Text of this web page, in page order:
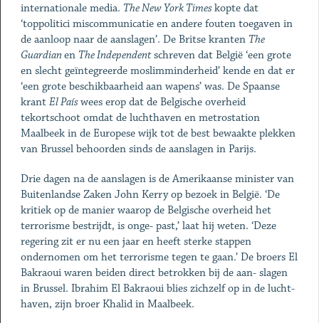
internationale media. The New York Timeskopte dat
‘toppolitici miscommunicatie en andere fouten toegaven in
de aanloop naar de aanslagen’. De Britse kranten The
Guardianen The Independentschreven dat België ‘een grote
en slecht geïntegreerde moslimminderheid’ kende en dat er
‘een grote beschikbaarheid aan wapens’ was. De Spaanse
krant El Paíswees erop dat de Belgische overheid
tekortschoot omdat de luchthaven en metrostation
Maalbeek in de Europese wijk tot de best bewaakte plekken
van Brussel behoorden sinds de aanslagen in Parijs.
Drie dagen na de aanslagen is de Amerikaanse minister van
Buitenlandse Zaken John Kerry op bezoek in België. ‘De
kritiek op de manier waarop de Belgische overheid het
terrorisme bestrijdt, is onge- past,’ laat hij weten. ‘Deze
regering zit er nu een jaar en heeft sterke stappen
ondernomen om het terrorisme tegen te gaan.’ De broers El
Bakraoui waren beiden direct betrokken bij de aan- slagen
in Brussel. Ibrahim El Bakraoui blies zichzelf op in de lucht-
haven, zijn broer Khalid in Maalbeek.